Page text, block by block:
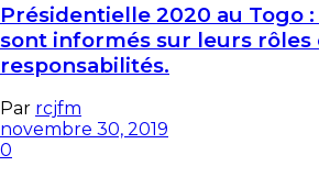
Présidentielle 2020 au Togo
sont informés sur leurs rôles
responsabilités.
Par rcjfm
novembre 30, 2019
0